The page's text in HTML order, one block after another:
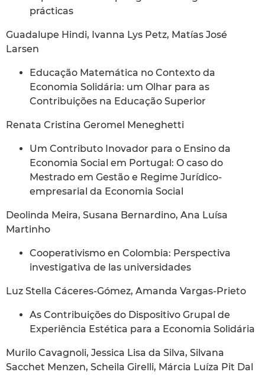
prácticas
Guadalupe Hindi, Ivanna Lys Petz, Matías José
Larsen
Educação Matemática no Contexto da
Economia Solidária: um Olhar para as
Contribuições na Educação Superior
Renata Cristina Geromel Meneghetti
Um Contributo Inovador para o Ensino da
Economia Social em Portugal: O caso do
Mestrado em Gestão e Regime Jurídico-
empresarial da Economia Social
Deolinda Meira, Susana Bernardino, Ana Luísa
Martinho
Cooperativismo en Colombia: Perspectiva
investigativa de las universidades
Luz Stella Cáceres-Gómez, Amanda Vargas-Prieto
As Contribuições do Dispositivo Grupal de
Experiência Estética para a Economia Solidária
Murilo Cavagnoli, Jessica Lisa da Silva, Silvana
Sacchet Menzen, Scheila Girelli, Márcia Luíza Pit Dal